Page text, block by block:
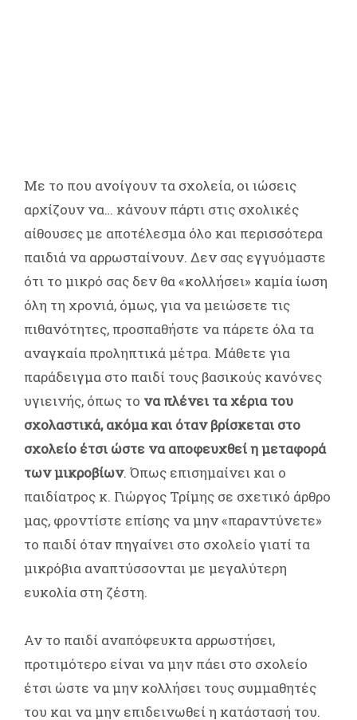
Με το που ανοίγουν τα σχολεία, οι ιώσεις
αρχίζουν να… κάνουν πάρτι στις σχολικές
αίθουσες με αποτέλεσμα όλο και περισσότερα
παιδιά να αρρωσταίνουν. Δεν σας εγγυόμαστε
ότι το μικρό σας δεν θα «κολλήσει» καμία ίωση
όλη τη χρονιά, όμως, για να μειώσετε τις
πιθανότητες, προσπαθήστε να πάρετε όλα τα
αναγκαία προληπτικά μέτρα. Μάθετε για
παράδειγμα στο παιδί τους βασικούς κανόνες
υγιεινής, όπως το να πλένει τα χέρια του
σχολαστικά, ακόμα και όταν βρίσκεται στο
σχολείο έτσι ώστε να αποφευχθεί η μεταφορά
των μικροβίων. Όπως επισημαίνει και ο
παιδίατρος κ. Γιώργος Τρίμης σε σχετικό άρθρο
μας, φροντίστε επίσης να μην «παραντύνετε»
το παιδί όταν πηγαίνει στο σχολείο γιατί τα
μικρόβια αναπτύσσονται με μεγαλύτερη
ευκολία στη ζέστη.
Αν το παιδί αναπόφευκτα αρρωστήσει,
προτιμότερο είναι να μην πάει στο σχολείο
έτσι ώστε να μην κολλήσει τους συμμαθητές
του και να μην επιδεινωθεί η κατάστασή του.